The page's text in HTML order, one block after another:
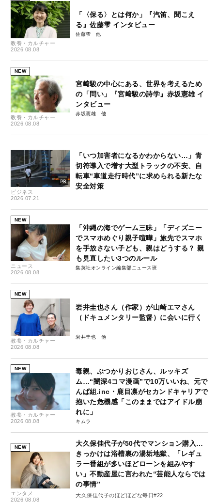
教養・カルチャー
2026.08.08
「〈保る〉とは何か」『汽笛、聞こえ
る』佐藤雫 インタビュー
佐藤雫
NEW
教養・カルチャー
2026.08.08
宮﨑駿の中心にある、世界を考えるため
の「問い」『宮﨑駿の詩学』赤坂憲雄 イ
ンタビュー
赤坂憲雄
ビジネス
2026.07.21
「いつ加害者になるかわからない…」青
切符導入で増す大型トラックの不安、自
転車“車道走行時代”に求められる新たな
安全対策
NEW
ニュース
2026.08.08
「沖縄の海でゲーム三昧」「ディズニー
でスマホめぐり親子喧嘩」旅先でスマホ
を手放さない子ども、親はどうする？ 親
も見直したい3つのルール
集英社オンライン編集部ニュース班
NEW
教養・カルチャー
2026.08.08
岩井圭也さん（作家）が山崎エマさん
（ドキュメンタリー監督）に会いに行く
岩井圭也
NEW
教養・カルチャー
2026.08.08
毒親、ぶつかりおじさん、ルッキズ
ム…“闇深4コマ漫画”で10万いいね、元で
んぱ組.inc・鹿目凛がセカンドキャリアで
抱いた危機感「このままではアイドル崩
れに」
キムラ
NEW
エンタメ
2026.08.08
大久保佳代子が50代でマンション購入…
きっかけは浴槽裏の湯垢地獄、「レギュ
ラー番組が多いほどローンを組みやす
い」不動産屋に言われた“芸能人ならでは
の事情”
大久保佳代子のほどほどな毎日#22